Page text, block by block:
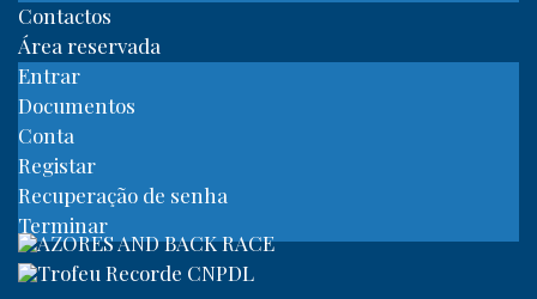
Contactos
Área reservada
Entrar
Documentos
Conta
Registar
Recuperação de senha
Terminar